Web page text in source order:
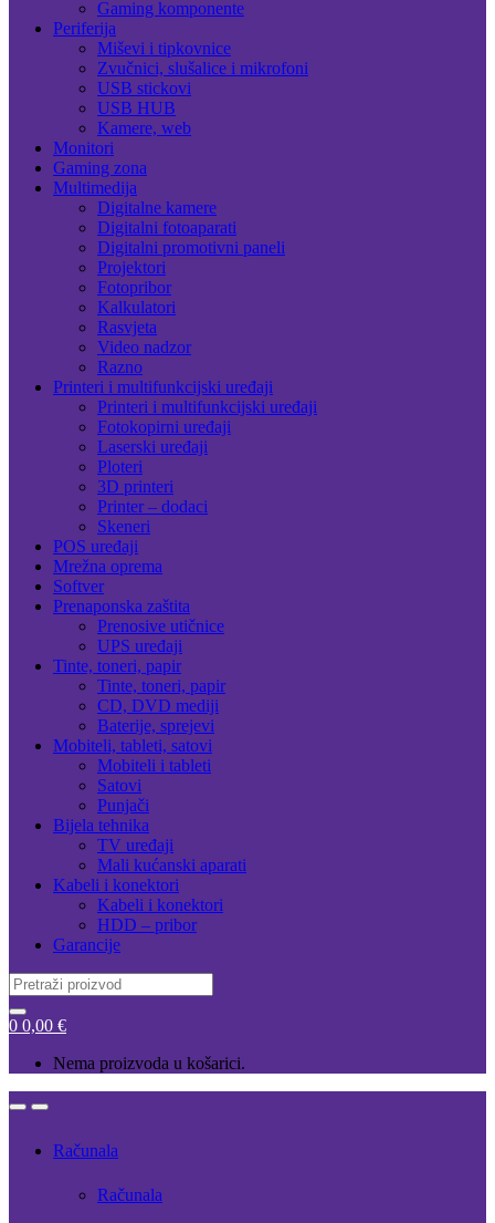
Gaming komponente
Periferija
Miševi i tipkovnice
Zvučnici, slušalice i mikrofoni
USB stickovi
USB HUB
Kamere, web
Monitori
Gaming zona
Multimedija
Digitalne kamere
Digitalni fotoaparati
Digitalni promotivni paneli
Projektori
Fotopribor
Kalkulatori
Rasvjeta
Video nadzor
Razno
Printeri i multifunkcijski uređaji
Printeri i multifunkcijski uređaji
Fotokopirni uređaji
Laserski uređaji
Ploteri
3D printeri
Printer – dodaci
Skeneri
POS uređaji
Mrežna oprema
Softver
Prenaponska zaštita
Prenosive utičnice
UPS uređaji
Tinte, toneri, papir
Tinte, toneri, papir
CD, DVD mediji
Baterije, sprejevi
Mobiteli, tableti, satovi
Mobiteli i tableti
Satovi
Punjači
Bijela tehnika
TV uređaji
Mali kućanski aparati
Kabeli i konektori
Kabeli i konektori
HDD – pribor
Garancije
Search
for:
0 0,00 €
Nema proizvoda u košarici.
OpenClose
Računala
Računala